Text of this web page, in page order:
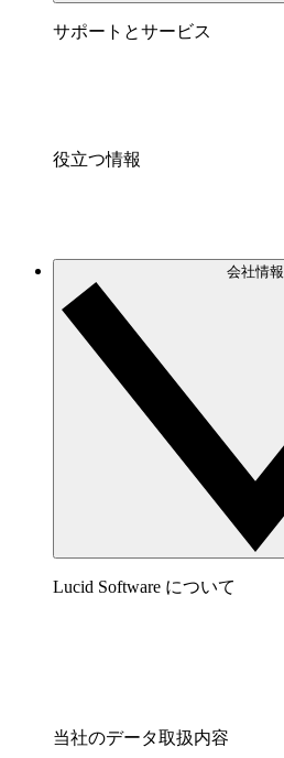
サポートとサービス
役立つ情報
会社情報
Lucid Software について
当社のデータ取扱内容